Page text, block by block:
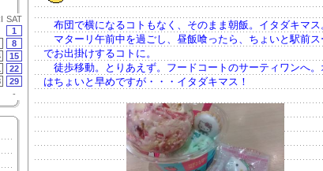
SAT
1
8
15
22
29
-
布団で横になるコトもなく、そのまま朝飯。イタダキマス
マターリ午前中を過ごし、昼飯喰ったら、ちょいと駅前ス
でお出掛けするコトに。
徒歩移動。とりあえず。フードコートのサーティワンへ。
はちょいと早めですが・・・イタダキマス！